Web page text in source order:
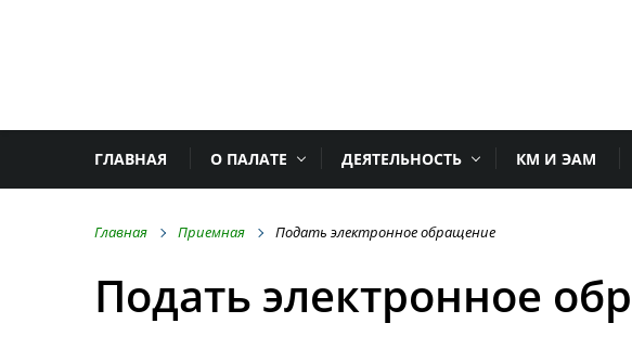
ГЛАВНАЯ О ПАЛАТЕ ДЕЯТЕЛЬНОСТЬ КМ И ЭАМ
Главная Приемная Подать электронное обращение
Подать электронное